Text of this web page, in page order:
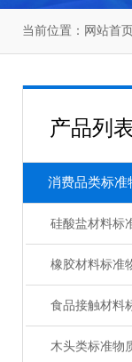
当前位置： 网站首页
产品列
消费品类标准
硅酸盐材料标
橡胶材料标准
食品接触材料
木头类标准物